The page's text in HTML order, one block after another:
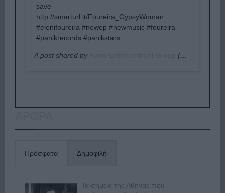
save ⠀
http://smarturl.it/Foureira_GypsyWoman⠀ ⠀
#elenifoureira #newep #newmusic #foureira
#panikrecords #panikstars
A post shared by (@panik_entertainment_group) on
Πρόσφατα Δημοφιλή
Τα σημεία της Αθήνας που